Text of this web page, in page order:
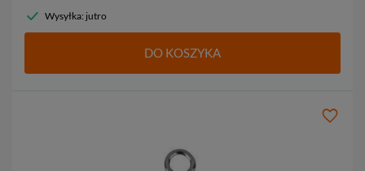
Wysyłka: jutro
DO KOSZYKA